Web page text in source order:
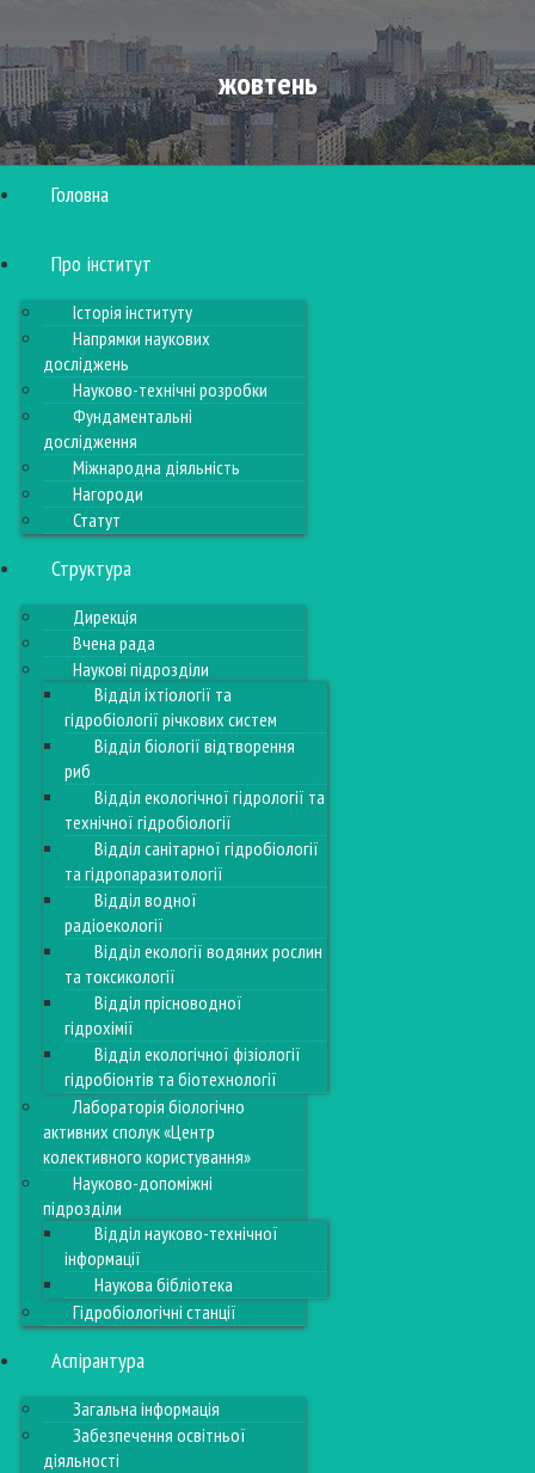
Головна
Про інститут
Історія інституту
Напрямки наукових
досліджень
Науково-технічні розробки
Фундаментальні
дослідження
Міжнародна діяльність
Нагороди
Статут
Структура
Дирекція
Вчена рада
Наукові підрозділи
Відділ іхтіології та
гідробіології річкових систем
Відділ біології відтворення
риб
Відділ екологічної гідрології та
технічної гідробіології
Відділ санітарної гідробіології
та гідропаразитології
Відділ водної
радіоекології
Відділ екології водяних рослин
та токсикології
Відділ прісноводної
гідрохімії
Відділ екологічної фізіології
гідробіонтів та біотехнології
Лабораторія біологічно
активних сполук «Центр
колективного користування»
Науково-допоміжні
підрозділи
Відділ науково-технічної
інформації
Наукова бібліотека
Гідробіологічні станції
Аспірантура
Загальна інформація
Забезпечення освітньої
діяльності
жовтень